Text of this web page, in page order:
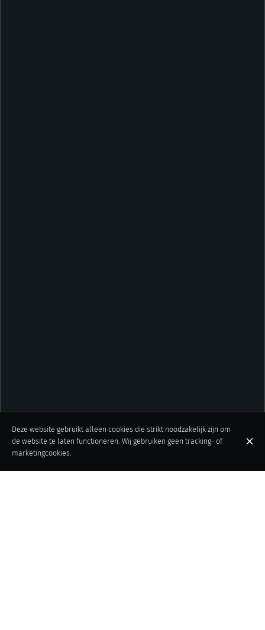
Deze website gebruikt alleen cookies die strikt noodzakelijk zijn om
de website te laten functioneren. Wij gebruiken geen tracking- of
marketingcookies.